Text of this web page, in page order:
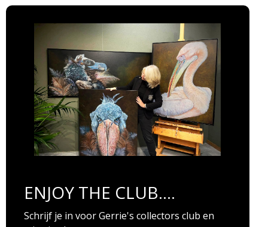
ENJOY THE CLUB....
Schrijf je in voor Gerrie's collectors club en